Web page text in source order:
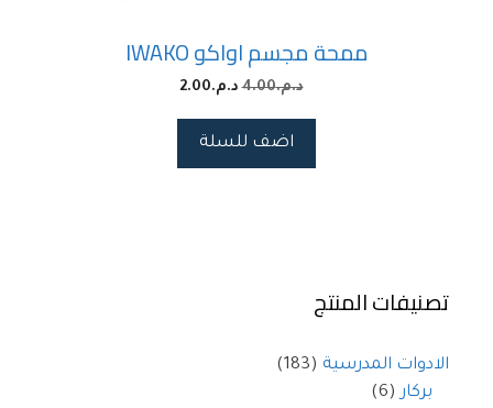
ممحة مجسم اواكو IWAKO
د.م.4.00 د.م.2.00
اضف للسلة
تصنيفات المنتج
الادوات المدرسية (183)
بركار (6)